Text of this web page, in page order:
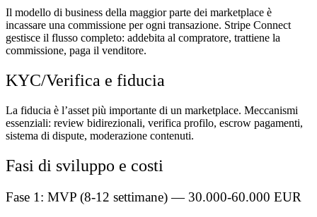
Il modello di business della maggior parte dei marketplace è
incassare una commissione per ogni transazione. Stripe Connect
gestisce il flusso completo: addebita al compratore, trattiene la
commissione, paga il venditore.
KYC/Verifica e fiducia
La fiducia è l’asset più importante di un marketplace. Meccanismi
essenziali: review bidirezionali, verifica profilo, escrow pagamenti,
sistema di dispute, moderazione contenuti.
Fasi di sviluppo e costi
Fase 1: MVP (8-12 settimane) — 30.000-60.000 EUR